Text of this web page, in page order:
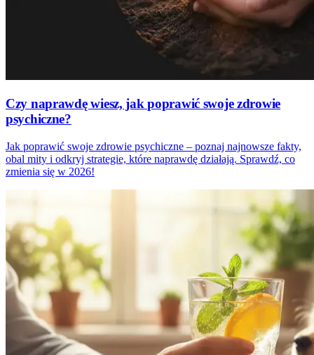
Czy naprawdę wiesz, jak poprawić swoje zdrowie
psychiczne?
Jak poprawić swoje zdrowie psychiczne – poznaj najnowsze fakty,
obal mity i odkryj strategie, które naprawdę działają. Sprawdź, co
zmienia się w 2026!